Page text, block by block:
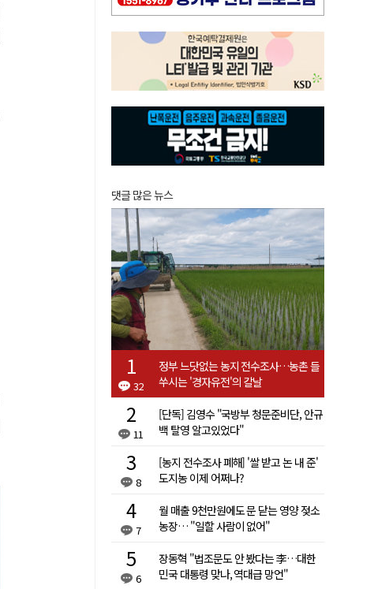
댓글 많은 뉴스
32
정부 느닷없는 농지 전수조사…농촌 들
쑤시는 '경자유전'의 칼날
11
[단독] 김영수 "국방부 청문준비단, 안규
백 탈영 알고있었다"
8
[농지 전수조사 폐해] '쌀 받고 논 내 준'
도지농 이제 어쩌나?
7
월 매출 9천만원에도 문 닫는 영양 젖소
농장… "일할 사람이 없어"
6
장동혁 "법조문도 안 봤다는 李…대한
민국 대통령 맞나, 역대급 망언"